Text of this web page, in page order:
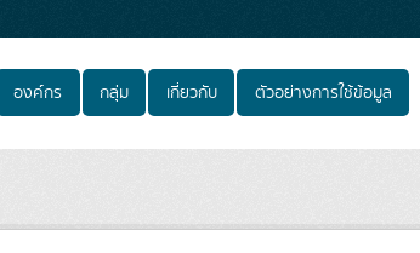
องค์กร กลุ่ม เกี่ยวกับ ตัวอย่างการใช้ข้อมูล